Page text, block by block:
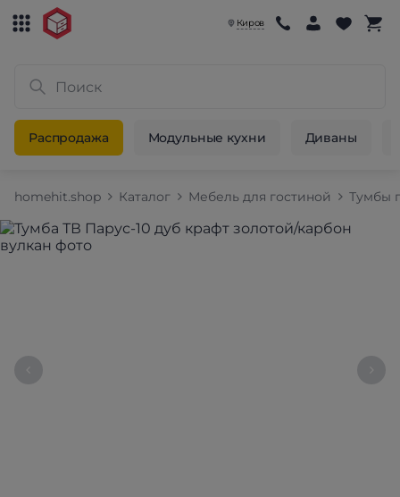
Киров
Распродажа Модульные кухни Диваны
homehit.shop Каталог Мебель для гостиной Тумбы